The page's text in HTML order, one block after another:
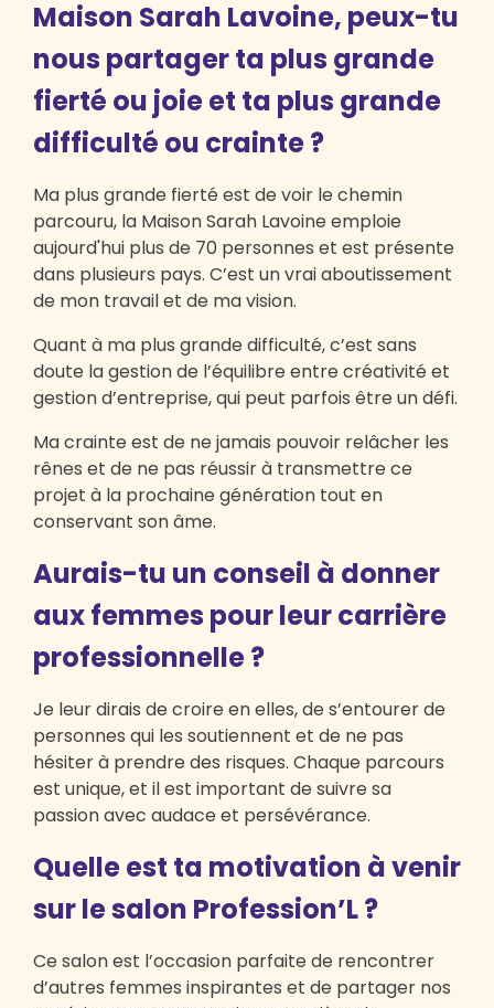
Maison Sarah Lavoine, peux-tu
nous partager ta plus grande
fierté ou joie et ta plus grande
difficulté ou crainte ?
Ma plus grande fierté est de voir le chemin
parcouru, la Maison Sarah Lavoine emploie
aujourd'hui plus de 70 personnes et est présente
dans plusieurs pays. C’est un vrai aboutissement
de mon travail et de ma vision.
Quant à ma plus grande difficulté, c’est sans
doute la gestion de l’équilibre entre créativité et
gestion d’entreprise, qui peut parfois être un défi.
Ma crainte est de ne jamais pouvoir relâcher les
rênes et de ne pas réussir à transmettre ce
projet à la prochaine génération tout en
conservant son âme.
Aurais-tu un conseil à donner
aux femmes pour leur carrière
professionnelle ?
Je leur dirais de croire en elles, de s’entourer de
personnes qui les soutiennent et de ne pas
hésiter à prendre des risques. Chaque parcours
est unique, et il est important de suivre sa
passion avec audace et persévérance.
Quelle est ta motivation à venir
sur le salon Profession’L ?
Ce salon est l’occasion parfaite de rencontrer
d’autres femmes inspirantes et de partager nos